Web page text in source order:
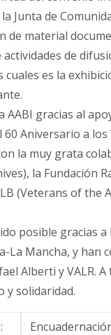
Junta de
de material
de
es la
gracias al
Aniversario a
la muy grata
la Fundación
(Veterans of the
posible gracias a
La Mancha, y han
Alberti y VALR.
y solidaridad.